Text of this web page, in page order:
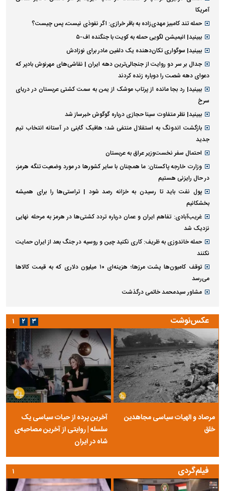
آمریکا
حمله تند کامبیز مهدی‌زاده به باقر خرازی: اگر نفوذی نیست، پس چیست؟
ببینید| انیمیشن لگویی حمله به کویت با جنگنده اف-۵
ببینید| سوگواری تکان‌دهنده یک دلفین مادر برای نوزادش
جدال بر سر دو روایت از جنجالی‌ترین دهه ایران | نقاشی‌های مهرنوش بادپر که
دعوای دهه شصت را دوباره زنده کردند
ببینید| رد بجا مانده از پرتاب موشک از یمن به سمت کشتی عربستان در دریای
سرخ
ببینید| نظر متفاوت سینا حجازی درباره گوگوش خبرساز شد
بازگشت اندونگ به استقلال منتفی شد؛ هافبک گابنی در آستانه انتخاب تیم
جدید
احتمال سفر نخست‌وزیر عراق به عربستان
وزارت خارجه پاکستان: ما همچنان با سایر کشور‌ها در مورد وضعیت تنگه هرمز،
در حال رایزنی هستیم
پول نفت باید تا رسیدن به خزانه رصد شود | تراستی‌ها را برای همیشه
بخشکانیم
غریب‌آبادی: تفاهم ایران و عمان درباره تردد کشتی‌ها در هرمز به مرحله نهایی
نزدیک شد
حمله خاندوزی به ظریف: کاری نکنید چین و روسیه در جنگ بعد از ایران حمایت
نکنند
توقف کامیون‌ها پشت مرزها؛ هزینه‌ای ۱۰ میلیون دلاری که به قیمت کالاها
می‌رسد
مشاور سیدمحمد خاتمی درگذشت
عکس‌نوشت
مرصاد و الهیات سیاسی مجاهدین
خلق
آخرین پرده از حیات سیاسی یک
سلسله | روایتی از آخرین مصاحبه‌ی
شاه در ایران
۱ ۲ ۳
فیلم‌گردی ۱